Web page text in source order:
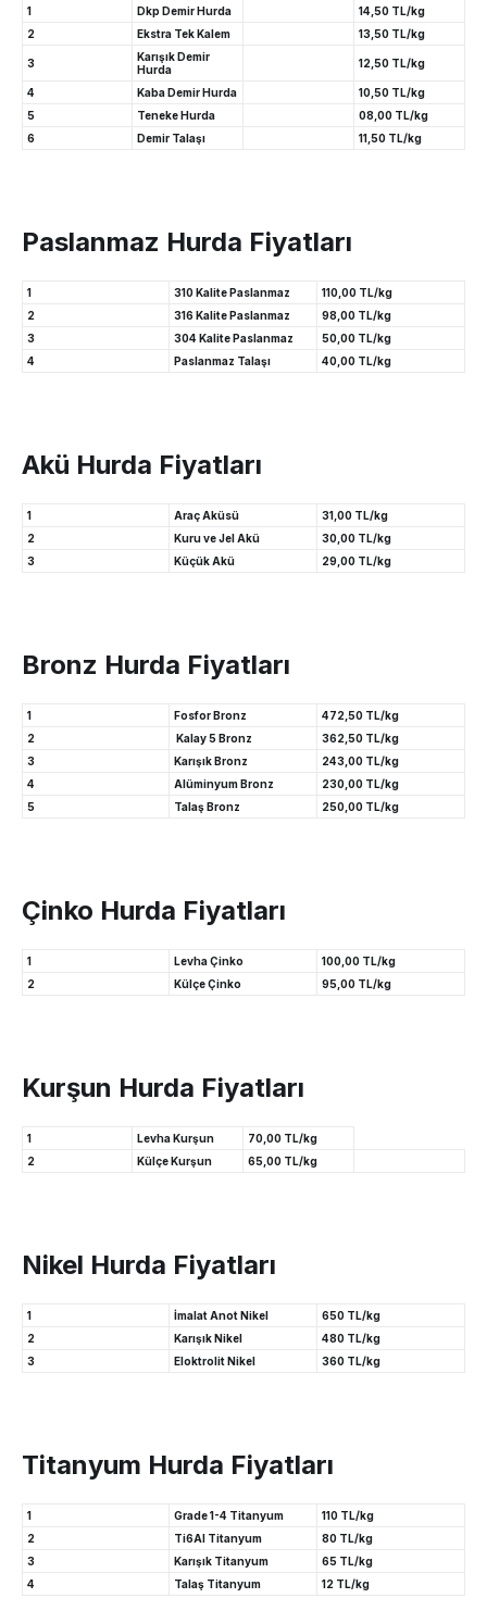
1 Dkp Demir Hurda
14,50 TL/kg
2
Ekstra Tek Kalem 13,50 TL/kg
3
Karışık Demir
Hurda
12,50 TL/kg
4 Kaba Demir Hurda
10,50 TL/kg
5
Teneke Hurda
08,00 TL/kg
6
Demir Talaşı 11,50 TL/kg
Paslanmaz Hurda Fiyatları
1 310 Kalite Paslanmaz
110,00 TL/kg
2
316 Kalite Paslanmaz
98,00 TL/kg
3
304 Kalite Paslanmaz
50,00 TL/kg
4
Paslanmaz Talaşı 40,00 TL/kg
Akü Hurda Fiyatları
1 Araç Aküsü
31,00 TL/kg
2
Kuru ve Jel Akü
30,00 TL/kg
3
Küçük Akü 29,00 TL/kg
Bronz Hurda Fiyatları
1 Fosfor Bronz
472,50 TL/kg
2
Kalay 5 Bronz
362,50 TL/kg
3
Karışık Bronz
243,00 TL/kg
4
Alüminyum Bronz
230,00 TL/kg
5
Talaş Bronz 250,00 TL/kg
Çinko Hurda Fiyatları
1 Levha Çinko
100,00 TL/kg
2
Külçe Çinko 95,00 TL/kg
Kurşun Hurda Fiyatları
1 Levha Kurşun
70,00 TL/kg
2
Külçe Kurşun 65,00 TL/kg
Nikel Hurda Fiyatları
1 İmalat Anot Nikel
650 TL/kg
2
Karışık Nikel
480 TL/kg
3
Eloktrolit Nikel 360 TL/kg
Titanyum Hurda Fiyatları
1 Grade 1-4 Titanyum
110 TL/kg
2
Ti6Al Titanyum
80 TL/kg
3
Karışık Titanyum
65 TL/kg
4
Talaş Titanyum 12 TL/kg